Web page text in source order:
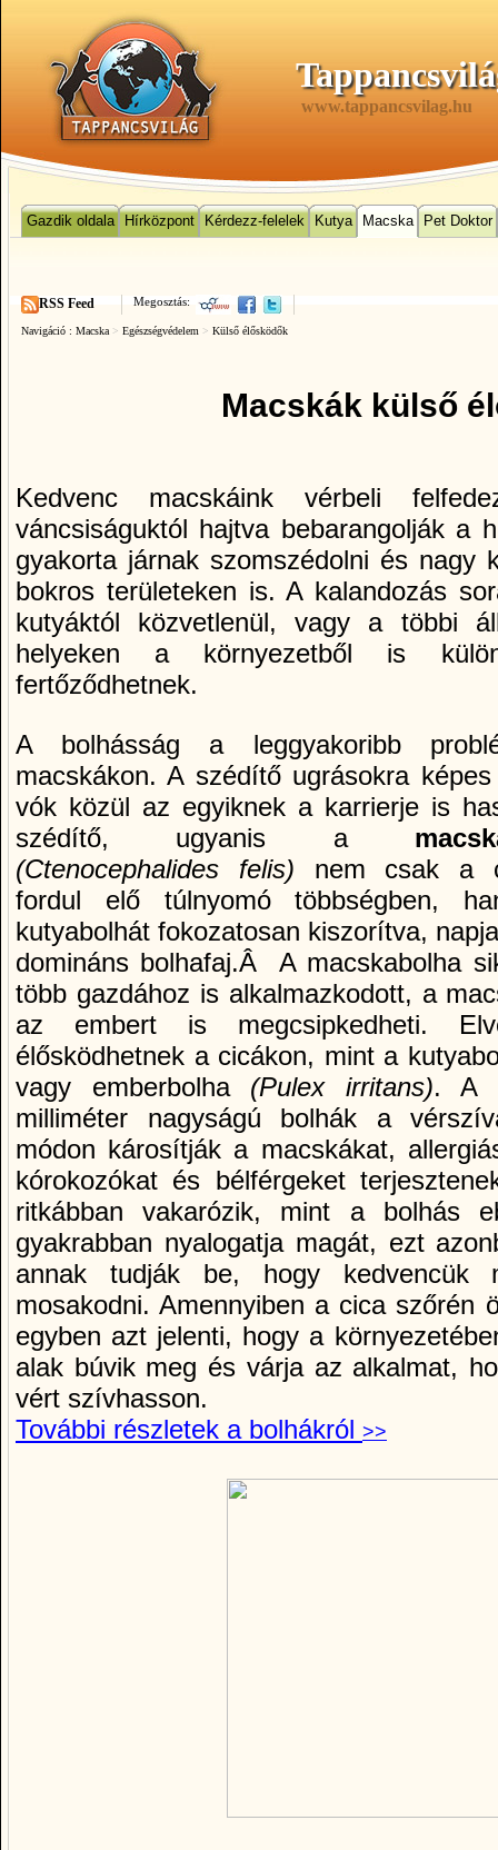
www.tappancsvilag.hu
Gazdik oldala Hírközpont Kérdezz-felelek Kutya Macska Pet Doktor
Megosztás:
RSS Feed
Navigáció : Macska > Egészségvédelem > Külső élősködők
Macskák külső
Kedvenc macskáink vérbeli
váncsiságuktól hajtva bebarangolják a
gyakorta járnak szomszédolni és nagy
bokros területeken is. A kalandozás
kutyáktól közvetlenül, vagy a többi
helyeken a környezetből is
fertőződhetnek.
A bolhásság a leggyakoribb
macskákon. A szédí­tő ugrásokra
vók közül az egyiknek a karrierje is
szédí­tő, ugyanis a
(Ctenocephalides felis) nem csak a
fordul elő túlnyomó többségben,
kutyabolhát fokozatosan kiszorí­tva,
domináns bolhafaj.Â A macskabolha
több gazdához is alkalmazkodott, a
az embert is megcsipkedheti.
élősködhetnek a cicákon, mint a
vagy emberbolha (Pulex irritans). A
milliméter nagyságú bolhák a
módon károsí­tják a macskákat,
kórokozókat és bélférgeket
ritkábban vakarózik, mint a bolhás
gyakrabban nyalogatja magát, ezt
annak tudják be, hogy kedvencük
mosakodni. Amennyiben a cica szőrén
egyben azt jelenti, hogy a
alak búvik meg és várja az alkalmat,
vért szí­vhasson.
További részletek a bolhákról >>